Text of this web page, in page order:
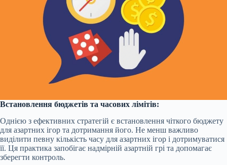
Встановлення бюджетів та часових лімітів:
Однією з ефективних стратегій є встановлення чіткого бюджету
для азартних ігор та дотримання його. Не менш важливо
виділити певну кількість часу для азартних ігор і дотримуватися
її. Ця практика запобігає надмірній азартній грі та допомагає
зберегти контроль.